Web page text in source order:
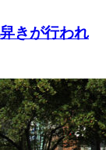
きが行われ